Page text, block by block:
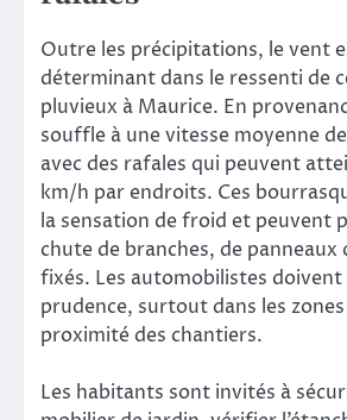
Outre les précipitations, le vent
déterminant dans le ressenti de
pluvieux à Maurice. En
souffle à une vitesse moyenne
avec des rafales qui peuvent
km/h par endroits. Ces
la sensation de froid et peuvent
chute de branches, de panneaux
fixés. Les automobilistes
prudence, surtout dans les
proximité des chantiers.
Les habitants sont invités à